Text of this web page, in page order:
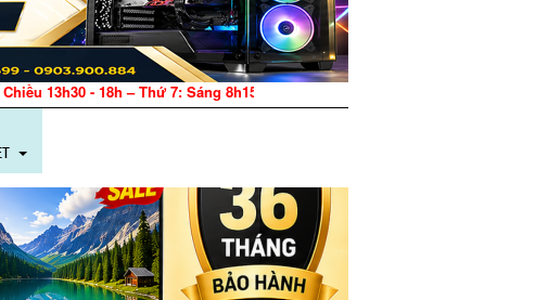
13h30 - 18h – Thứ 7: Sáng 8h15 - 12h, Chiều 13h30 - 17h – CN: Nghỉ